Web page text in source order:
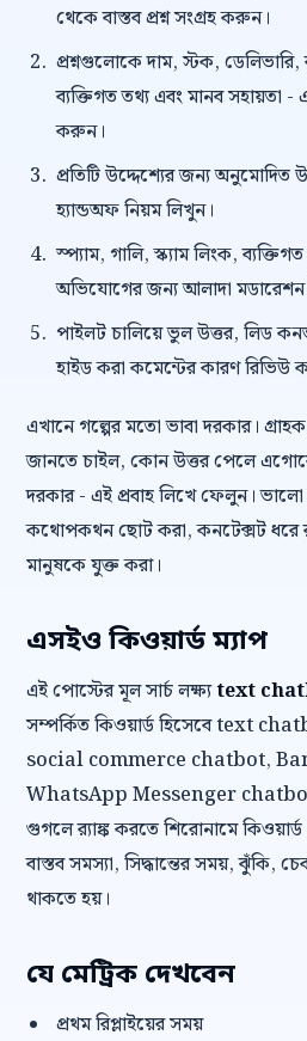
থেকে বাস্তব প্রশ্ন সংগ্রহ করুন।
প্রশ্নগুলোকে দাম, স্টক,
ব্যক্তিগত তথ্য এবং মানব সহায়তা -
করুন।
প্রতিটি উদ্দেশ্যের জন্য অনুমোদিত
হ্যান্ডঅফ নিয়ম লিখুন।
স্প্যাম, গালি, স্ক্যাম লিংক,
অভিযোগের জন্য আলাদা মডারেশন
পাইলট চালিয়ে ভুল উত্তর, লিড
হাইড করা কমেন্টের কারণ রিভিউ
এখানে গল্পের মতো ভাবা দরকার।
জানতে চাইল, কোন উত্তর পেলে
দরকার - এই প্রবাহ লিখে ফেলুন।
কথোপকথন ছোট করা, কনটেক্সট ধরে
মানুষকে যুক্ত করা।
এসইও কিওয়ার্ড ম্যাপ
এই পোস্টের মূল সার্চ লক্ষ্যtext
সম্পর্কিত কিওয়ার্ড হিসেবে text
social commerce chatbot,
WhatsApp Messenger chatbot
গুগলে র‍্যাঙ্ক করতে শিরোনামে
বাস্তব সমস্যা, সিদ্ধান্তের সময়, ঝুঁকি,
থাকতে হয়।
যে মেট্রিক দেখবেন
প্রথম রিপ্লাইয়ের সময়